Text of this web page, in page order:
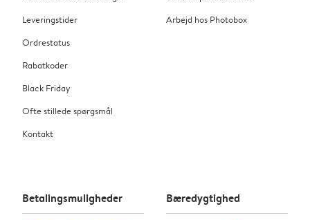
Leveringstider
Ordrestatus
Rabatkoder
Black Friday
Ofte stillede spørgsmål
Kontakt
Arbejd hos Photobox
Betalingsmuligheder Bæredygtighed